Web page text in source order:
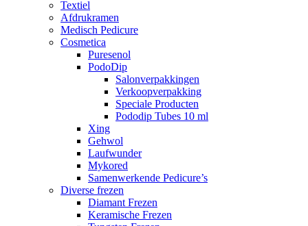
Textiel
Afdrukramen
Medisch Pedicure
Cosmetica
Puresenol
PodoDip
Salonverpakkingen
Verkoopverpakking
Speciale Producten
Pododip Tubes 10 ml
Xing
Gehwol
Laufwunder
Mykored
Samenwerkende Pedicure’s
Diverse frezen
Diamant Frezen
Keramische Frezen